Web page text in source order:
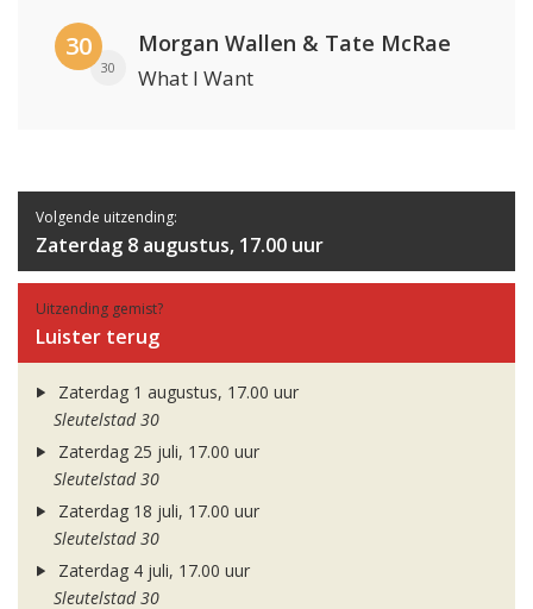
30
30
Morgan Wallen & Tate McRae
What I Want
Volgende uitzending:
Zaterdag 8 augustus, 17.00 uur
Uitzending gemist?
Luister terug
Zaterdag 1 augustus, 17.00 uur
Sleutelstad 30
Zaterdag 25 juli, 17.00 uur
Sleutelstad 30
Zaterdag 18 juli, 17.00 uur
Sleutelstad 30
Zaterdag 4 juli, 17.00 uur
Sleutelstad 30